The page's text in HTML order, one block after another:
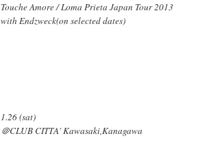
Touche Amore / Loma Prieta Japan Tour 2013
with Endzweck(on selected dates)
1.26 (sat)
＠CLUB CITTA' Kawasaki,Kanagawa